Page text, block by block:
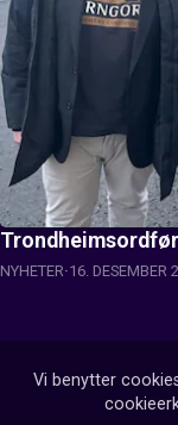
NYHETER 16. DESEMBER
Vi benytter